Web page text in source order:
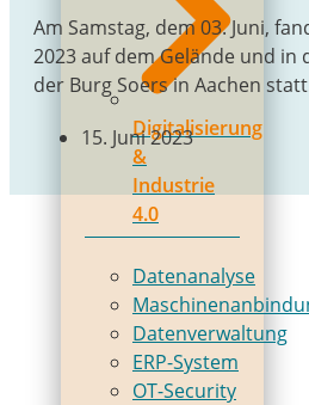
Digitalisierung
&
Industrie
4.0
Datenanalyse
Datenverwaltung
ERP-System
OT-Security
Am Samstag, dem 03. Juni,
2023 auf dem Gelände und in
der Burg Soers in Aachen
15. Juni 2023